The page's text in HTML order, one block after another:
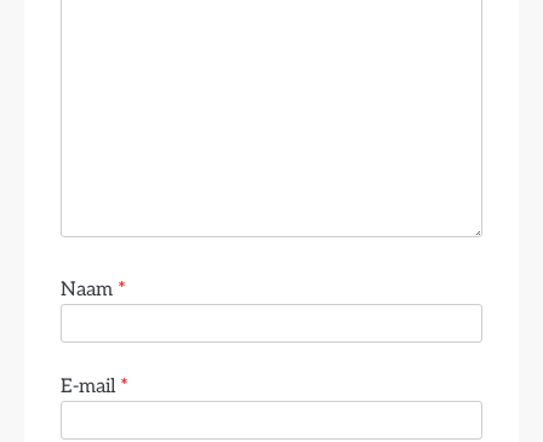
Naam *
E-mail *